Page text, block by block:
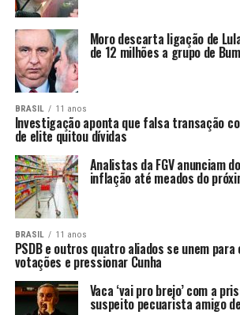
Moro descarta ligação de
de 12 milhões a grupo de
BRASIL 11 anos
Investigação aponta que falsa transação
de elite quitou dívidas
Analistas da FGV anunciam
inflação até meados do
BRASIL 11 anos
PSDB e outros quatro aliados se unem
votações e pressionar Cunha
Vaca ‘vai pro brejo’ com a
suspeito pecuarista amigo